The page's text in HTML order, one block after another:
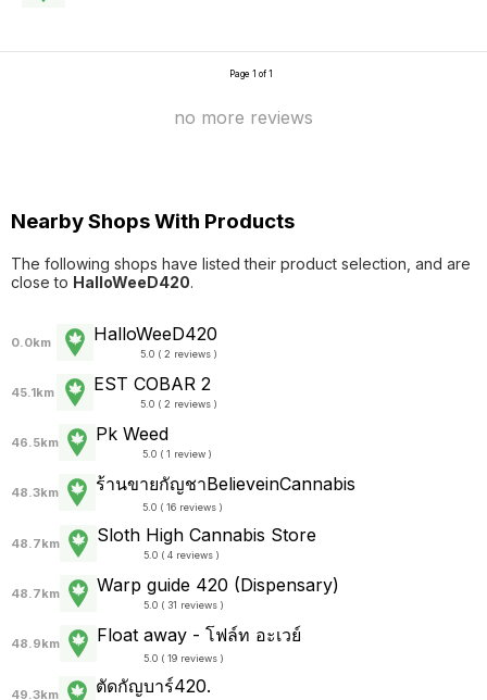
Page 1 of 1
no more reviews
Nearby Shops With Products
The following shops have listed their product selection, and are
close to HalloWeeD420.
0.0km HalloWeeD420
5.0 ( 2 reviews )
45.1km EST COBAR 2
5.0 ( 2 reviews )
46.5km Pk Weed
5.0 ( 1 review )
48.3km ร้านขายกัญชาBelieveinCannabis
5.0 ( 16 reviews )
48.7km Sloth High Cannabis Store
5.0 ( 4 reviews )
48.7km Warp guide 420 (Dispensary)
5.0 ( 31 reviews )
48.9km Float away - โฟล์ท อะเวย์
5.0 ( 19 reviews )
49.3km ตัดกัญบาร์420.